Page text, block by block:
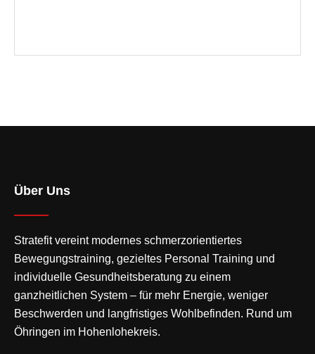
Über Uns
Stratefit vereint modernes schmerzorientiertes
Bewegungstraining, gezieltes Personal Training und
individuelle Gesundheitsberatung zu einem
ganzheitlichen System – für mehr Energie, weniger
Beschwerden und langfristiges Wohlbefinden. Rund um
Öhringen im Hohenlohekreis.